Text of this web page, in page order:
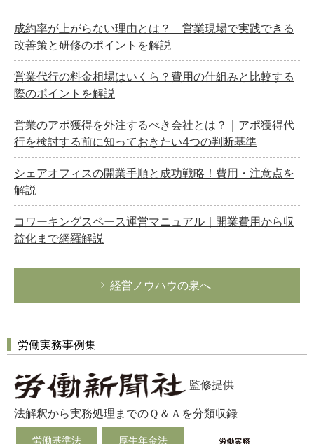
成約率が上がらない理由とは？ 営業現場で実践できる
改善策と研修のポイントを解説
営業代行の料金相場はいくら？費用の仕組みと比較する
際のポイントを解説
営業のアポ獲得を外注するべき会社とは？｜アポ獲得代
行を検討する前に知っておきたい4つの判断基準
シェアオフィスの開業手順と成功戦略！費用・注意点を
解説
コワーキングスペース運営マニュアル｜開業費用から収
益化まで網羅解説
経営ノウハウの泉へ
労働実務事例集
監修提供
法解釈から実務処理までのＱ＆Ａを分類収録
労働基準法 厚生年金法